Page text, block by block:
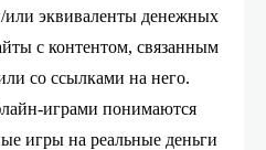
или эквиваленты денежных
с контентом, связанным
со ссылками на него.
играми понимаются
игры на реальные деньги